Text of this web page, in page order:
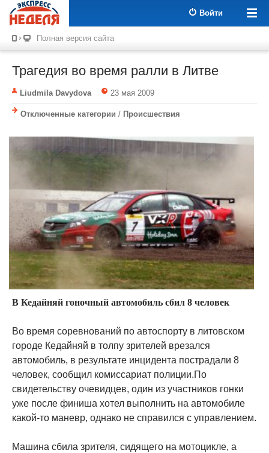
Войти
Полная версия сайта
Трагедия во время ралли в Литве
Liudmila Davydova 23 мая 2009
Отключенные категории / Происшествия
В Кедайняй гоночный автомобиль сбил 8 человек
Во время соревнований по автоспорту в литовском
городе Кедайняй в толпу зрителей врезался
автомобиль, в результате инцидента пострадали 8
человек, сообщил комиссариат полиции.По
свидетельству очевидцев, один из участников гонки
уже после финиша хотел выполнить на автомобиле
какой-то маневр, однако не справился с управлением.
Машина сбила зрителя, сидящего на мотоцикле, а